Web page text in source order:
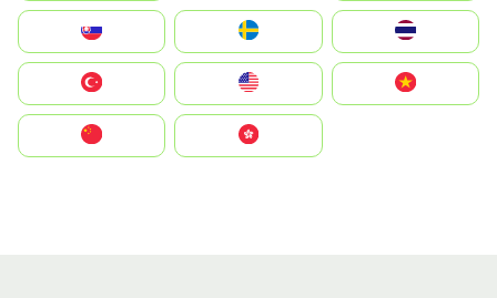
United States
中國香港特別行政區